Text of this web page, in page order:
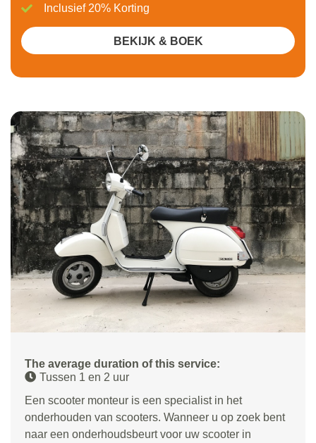
The average duration of this service:
Tussen 1 en 2 uur
Een scooter monteur is een specialist in het
onderhouden van scooters. Wanneer u op zoek bent
naar een onderhoudsbeurt voor uw scooter in
Inclusief 20% Korting
BEKIJK & BOEK